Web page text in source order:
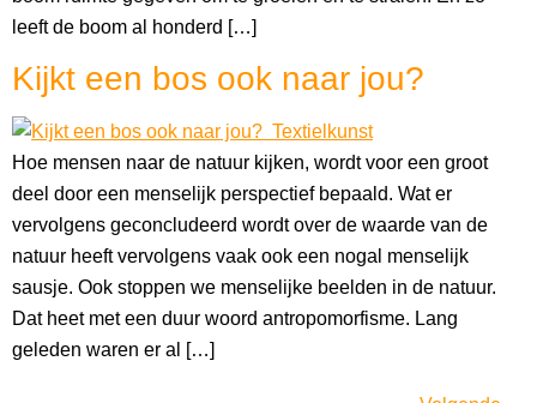
leeft de boom al honderd […]
Kijkt een bos ook naar jou?
Hoe mensen naar de natuur kijken, wordt voor een groot
deel door een menselijk perspectief bepaald. Wat er
vervolgens geconcludeerd wordt over de waarde van de
natuur heeft vervolgens vaak ook een nogal menselijk
sausje. Ook stoppen we menselijke beelden in de natuur.
Dat heet met een duur woord antropomorfisme. Lang
geleden waren er al […]